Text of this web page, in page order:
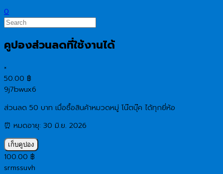
0
คูปองส่วนลดที่ใช้งานได้
×
50.00 ฿
9j7bwux6
ส่วนลด 50 บาท เมื่อซื้อสินค้าหมวดหมู่ โน๊ตบุ๊ค ได้ทุกยี่ห้อ
⏰ หมดอายุ: 30 มิ.ย. 2026
เก็บคูปอง
100.00 ฿
srmssuvh